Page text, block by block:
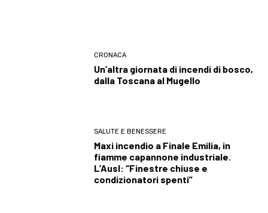
CRONACA
Un’altra giornata di incendi di bosco,
dalla Toscana al Mugello
SALUTE E BENESSERE
Maxi incendio a Finale Emilia, in
fiamme capannone industriale.
L’Ausl: “Finestre chiuse e
condizionatori spenti”